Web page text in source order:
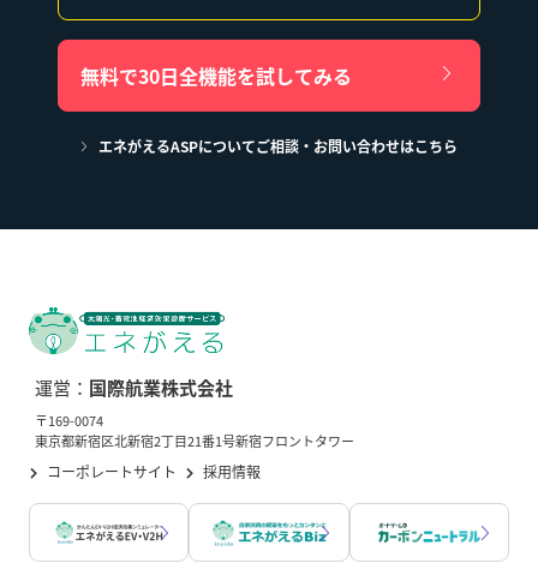
無料で30日全機能を試してみる
エネがえるASPについてご相談・お問い合わせはこちら
運営： 国際航業株式会社
〒169-0074
東京都新宿区北新宿2丁目21番1号新宿フロントタワー
コーポレートサイト 採用情報